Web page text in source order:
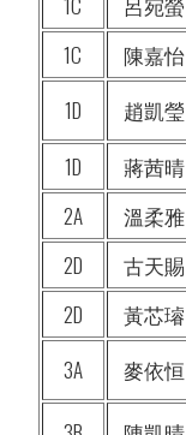
1C
陳嘉怡
1D
趙凱瑩
1D
蔣茜晴
2A
溫柔雅
2D
古天賜
2D
黃芯璿
3A
麥依恒